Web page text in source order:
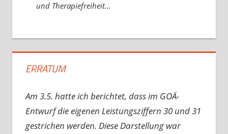
und Therapiefreiheit…
ERRATUM
Am 3.5. hatte ich berichtet, dass im GOÄ-
Entwurf die eigenen Leistungsziffern 30 und 31
gestrichen werden. Diese Darstellung war